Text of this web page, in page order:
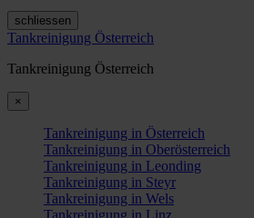
schliessen
Tankreinigung Österreich
Tankreinigung Österreich
×
Tankreinigung in Österreich
Tankreinigung in Oberösterreich
Tankreinigung in Leonding
Tankreinigung in Steyr
Tankreinigung in Wels
Tankreinigung in Linz